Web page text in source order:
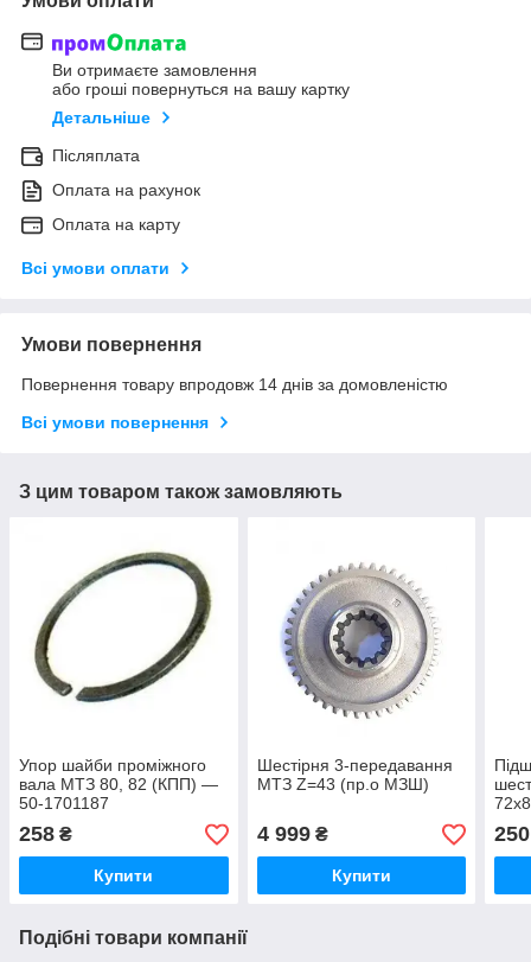
Ви отримаєте замовлення
або гроші повернуться на вашу картку
Детальніше
Післяплата
Оплата на рахунок
Оплата на карту
Всі умови оплати
Умови повернення
Повернення товару впродовж 14 днів за домовленістю
Всі умови повернення
З цим товаром також замовляють
Упор шайби проміжного
вала МТЗ 80, 82 (КПП) —
50-1701187
258 ₴
Купити
Шестірня 3-передавання
МТЗ Z=43 (пр.о МЗШ)
4 999₴
Купити
250
Подібні товари компанії